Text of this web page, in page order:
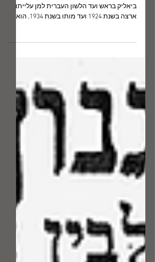
18 במאי
החזיק במכתבתו מחברת שעליה רשם
בכתב-ידו את הכותרת "חקר מילים", ובה אסף
נתונים, המבוססים על השערותיו של פילולוג
חובב, המעידים על התפתחות הלשון העברית
מתוך שורשים-אחים. מרשימות השורשים,
המצומצמות בהיקפן הנגלה אך הרחבות עד
אין-קץ בהיקפן הסמוי, ניתן להבין איך נולדו
בראשו של המשורר אחדות ממאות המילים
שחידש בשפה העברית. ספרו של יצחק אבינרי
"מילון חידושי חיים נחמן ביאלי